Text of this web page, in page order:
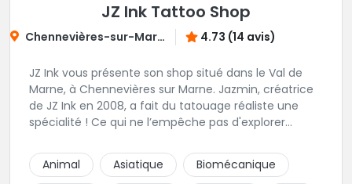
JZ Ink Tattoo Shop
Chennevières-sur-Marne 4.73 (14 avis)
JZ Ink vous présente son shop situé dans le Val de
Marne, à Chennevières sur Marne. Jazmin, créatrice
de JZ Ink en 2008, a fait du tatouage réaliste une
spécialité ! Ce qui ne l’empêche pas d'explorer
finesse dans ses traits. A ses côtés, ses acolytes Otis
& Scylla sauront donner vie a vos projets
Animal Asiatique
Biomécanique